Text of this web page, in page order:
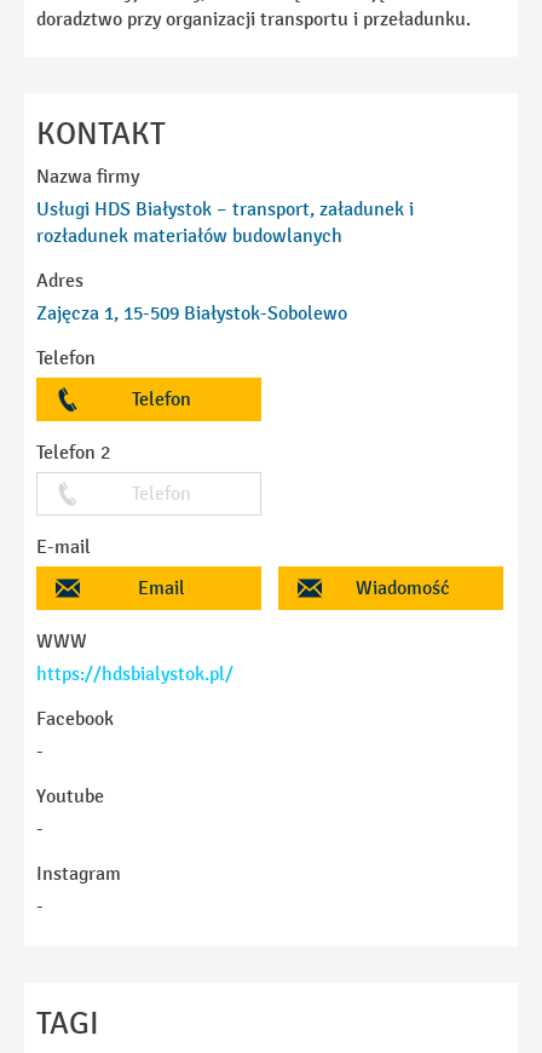
doradztwo przy organizacji transportu i przeładunku.
KONTAKT
Nazwa firmy
Usługi HDS Białystok – transport, załadunek i
rozładunek materiałów budowlanych
Adres
Zajęcza 1, 15-509 Białystok-Sobolewo
Telefon
Telefon
Telefon 2
Telefon
E-mail
Email
Wiadomość
WWW
https://hdsbialystok.pl/
Facebook
-
Youtube
-
Instagram
-
TAGI